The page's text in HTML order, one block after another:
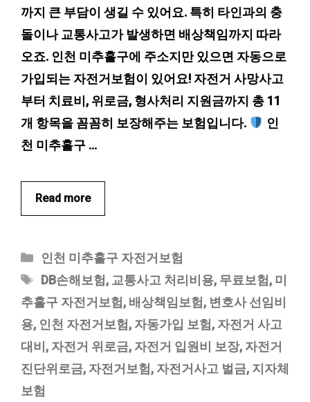
까지 큰 부담이 생길 수 있어요. 특히 타인과의 충
돌이나 교통사고가 발생하면 배상책임까지 따라
오죠. 인천 미추홀구에 주소지만 있으면 자동으로
가입되는 자전거보험이 있어요! 자전거 사망사고
부터 치료비, 위로금, 형사처리 지원금까지 총 11
개 항목을 꼼꼼히 보장해주는 보험입니다.
인
천 미추홀구 …
Read more
카
테
고
리
인천 미추홀구 자전거보험
태
그
DB손해보험 , 교통사고 처리비용, 무료보험 , 미
추홀구 자전거보험 , 배상책임보험 , 변호사 선임비
용, 인천 자전거보험 , 자동가입 보험 , 자전거 사고
대비 , 자전거 위로금, 자전거 입원비 보장, 자전거
진단위로금, 자전거보험 , 자전거사고 벌금, 지자체
보험